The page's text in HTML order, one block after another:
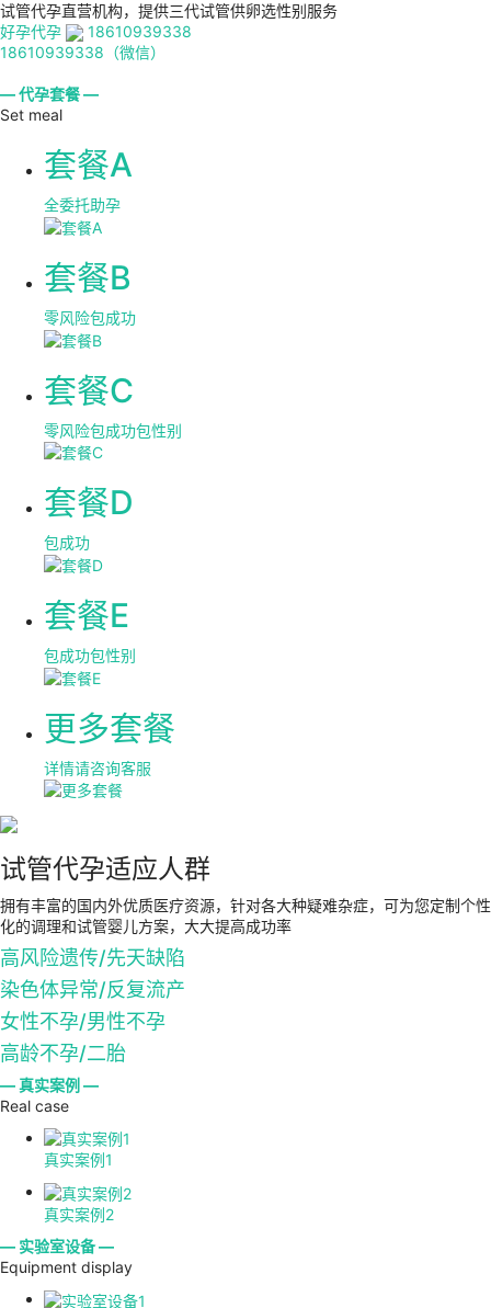
试管代孕直营机构，提供三代试管供卵选性别服务
好孕代孕
18610939338
18610939338（微信）
— 代孕套餐 —
Set meal
套餐A
全委托助孕
套餐B
零风险包成功
套餐C
零风险包成功包性别
套餐D
包成功
套餐E
包成功包性别
更多套餐
详情请咨询客服
试管代孕适应人群
拥有丰富的国内外优质医疗资源，针对各大种疑难杂症，可为您定制个性
化的调理和试管婴儿方案，大大提高成功率
高风险遗传/先天缺陷
染色体异常/反复流产
女性不孕/男性不孕
高龄不孕/二胎
— 真实案例 —
Real case
真实案例1
真实案例2
— 实验室设备 —
Equipment display